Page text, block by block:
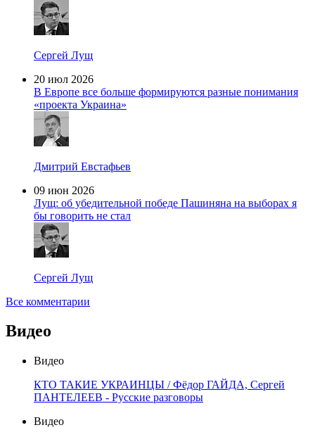
Сергей Лущ
20 июл 2026
В Европе все больше формируются разные понимания
«проекта Украина»
Дмитрий Евстафьев
09 июн 2026
Лущ: об убедительной победе Пашиняна на выборах я
бы говорить не стал
Сергей Лущ
Все комментарии
Видео
Видео
КТО ТАКИЕ УКРАИНЦЫ / Фёдор ГАЙДА, Сергей
ПАНТЕЛЕЕВ - Русские разговоры
Видео